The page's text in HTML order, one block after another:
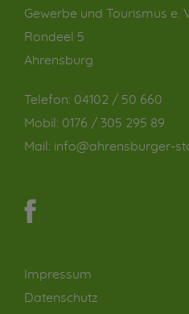
Gewerbe und Tourismus e.
Rondeel 5
Ahrensburg
Telefon: 04102 / 50 660
Mobil: 0176 / 305 295 89
Mail: info@ahrensburger-
Impressum
Datenschutz